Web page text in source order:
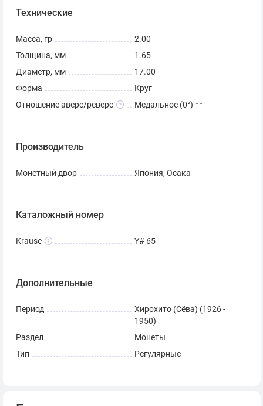
Технические
Масса, гр
2.00
Толщина, мм
1.65
Диаметр, мм
17.00
Форма
Круг
Отношение аверс/реверс
Медальное (0°) ↑↑
Производитель
Монетный двор Япония, Осака
Каталожный номер
Krause Y# 65
Дополнительные
Период
Хирохито (Сёва) (1926 -
1950)
Раздел
Монеты
Тип
Регулярные